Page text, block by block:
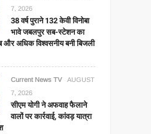
7, 2026
38 वर्ष पुराने 132 केवी विनोबा
भावे जबलपुर सब-स्टेशन का
अधिक विश्वसनीय बनी बिजली
Current News TV
AUGUST
7, 2026
सीएम योगी ने अफवाह फैलाने
वालों पर कार्रवाई, कांवड़ यात्रा